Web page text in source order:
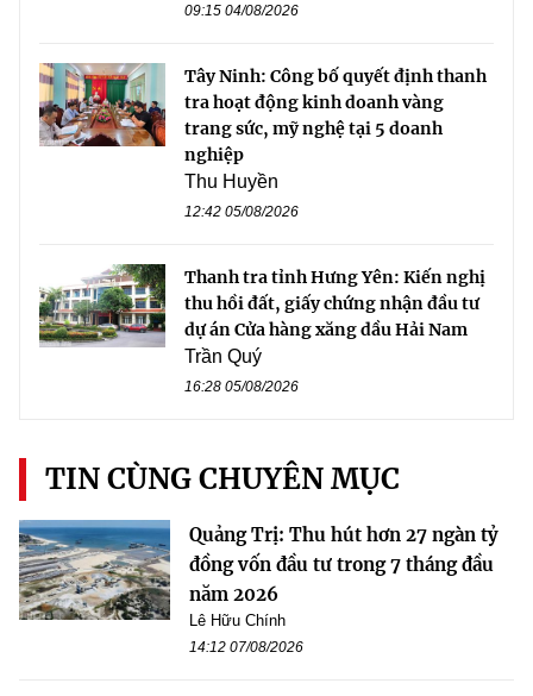
09:15 04/08/2026
Tây Ninh: Công bố quyết định thanh
tra hoạt động kinh doanh vàng
trang sức, mỹ nghệ tại 5 doanh
nghiệp
Thu Huyền
12:42 05/08/2026
Thanh tra tỉnh Hưng Yên: Kiến nghị
thu hồi đất, giấy chứng nhận đầu tư
dự án Cửa hàng xăng dầu Hải Nam
Trần Quý
16:28 05/08/2026
TIN CÙNG CHUYÊN MỤC
Quảng Trị: Thu hút hơn 27 ngàn tỷ
đồng vốn đầu tư trong 7 tháng đầu
năm 2026
Lê Hữu Chính
14:12 07/08/2026